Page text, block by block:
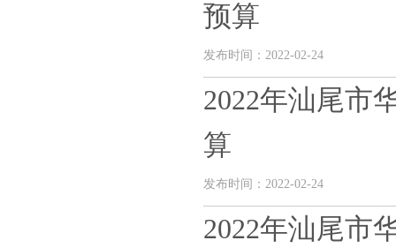
预算
发布时间：2022-02-24
2022年汕尾市
算
发布时间：2022-02-24
2022年汕尾市